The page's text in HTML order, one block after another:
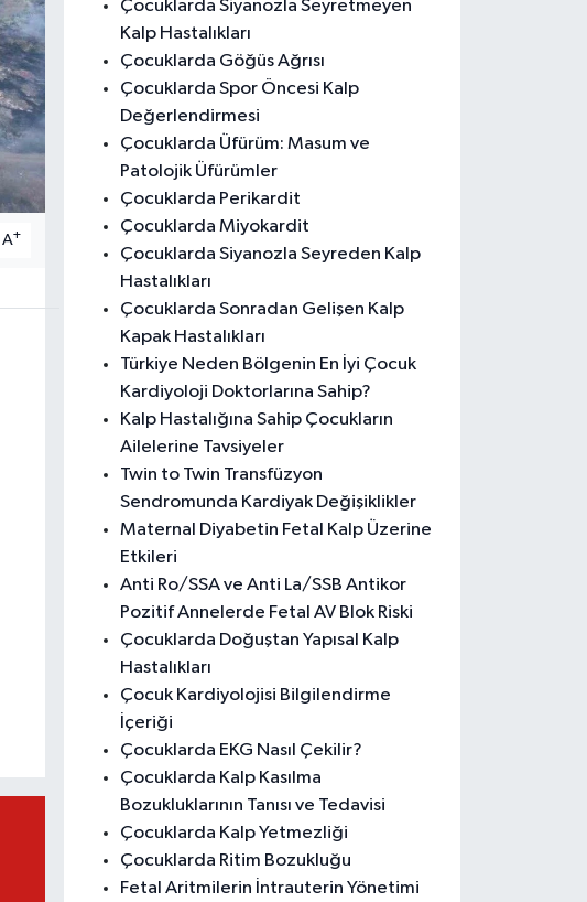
A+
Çocuklarda Siyanozla Seyretmeyen
Kalp Hastalıkları
Çocuklarda Göğüs Ağrısı
Çocuklarda Spor Öncesi Kalp
Değerlendirmesi
Çocuklarda Üfürüm: Masum ve
Patolojik Üfürümler
Çocuklarda Perikardit
Çocuklarda Miyokardit
Çocuklarda Siyanozla Seyreden Kalp
Hastalıkları
Çocuklarda Sonradan Gelişen Kalp
Kapak Hastalıkları
Türkiye Neden Bölgenin En İyi Çocuk
Kardiyoloji Doktorlarına Sahip?
Kalp Hastalığına Sahip Çocukların
Ailelerine Tavsiyeler
Twin to Twin Transfüzyon
Sendromunda Kardiyak Değişiklikler
Maternal Diyabetin Fetal Kalp Üzerine
Etkileri
Anti Ro/SSA ve Anti La/SSB Antikor
Pozitif Annelerde Fetal AV Blok Riski
Çocuklarda Doğuştan Yapısal Kalp
Hastalıkları
Çocuk Kardiyolojisi Bilgilendirme
İçeriği
Çocuklarda EKG Nasıl Çekilir?
Çocuklarda Kalp Kasılma
Bozukluklarının Tanısı ve Tedavisi
Çocuklarda Kalp Yetmezliği
Çocuklarda Ritim Bozukluğu
Fetal Aritmilerin İntrauterin Yönetimi